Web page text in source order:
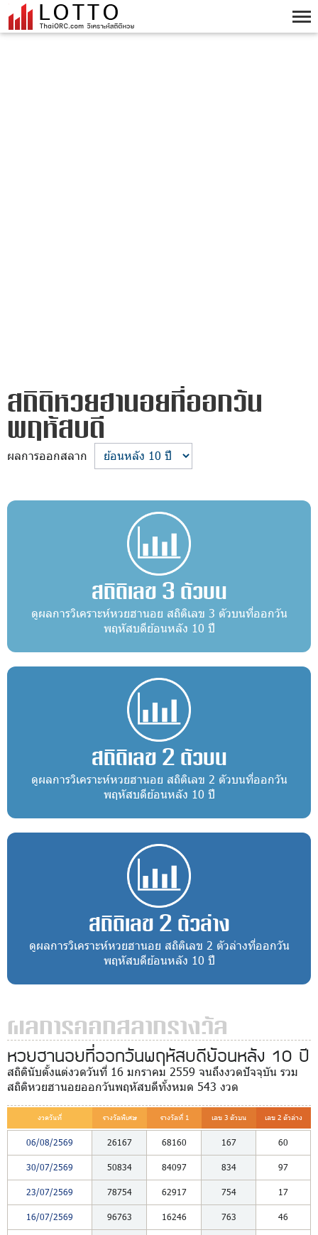
สถิติหวยฮานอยที่ออกวัน
พฤหัสบดี
ผลการออกสลาก
สถิติเลข 3 ตัวบน
ดูผลการวิเคราะห์หวยฮานอย สถิติเลข 3 ตัวบนที่ออกวัน
พฤหัสบดีย้อนหลัง 10 ปี
สถิติเลข 2 ตัวบน
ดูผลการวิเคราะห์หวยฮานอย สถิติเลข 2 ตัวบนที่ออกวัน
พฤหัสบดีย้อนหลัง 10 ปี
สถิติเลข 2 ตัวล่าง
ดูผลการวิเคราะห์หวยฮานอย สถิติเลข 2 ตัวล่างที่ออกวัน
พฤหัสบดีย้อนหลัง 10 ปี
ผลการออกสลากรางวัล
หวยฮานอยที่ออกวันพฤหัสบดีย้อนหลัง 10 ปี
สถิตินับตั้งแต่งวดวันที่ 16 มกราคม 2559 จนถึงงวดปัจจุบัน รวม
สถิติหวยฮานอยออกวันพฤหัสบดีทั้งหมด 543 งวด
งวดวันที่ รางวัลพิเศษ รางวัลที่ 1 เลข 3 ตัวบน เลข 2 ตัวล่าง
06/08/2569 26167 68160 167 60
30/07/2569 50834 84097 834 97
23/07/2569 78754 62917 754 17
16/07/2569 96763 16246 763 46